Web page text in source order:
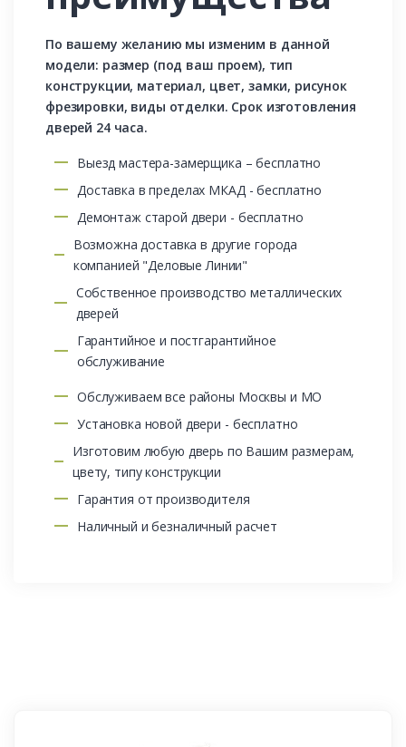
По вашему желанию мы изменим в данной
модели: размер (под ваш проем), тип
конструкции, материал, цвет, замки, рисунок
фрезировки, виды отделки. Срок изготовления
дверей 24 часа.
Выезд мастера-замерщика – бесплатно
Доставка в пределах МКАД - бесплатно
Демонтаж старой двери - бесплатно
Возможна доставка в другие города
компанией "Деловые Линии"
Собственное производство металлических
дверей
Гарантийное и постгарантийное
обслуживание
Обслуживаем все районы Москвы и МО
Установка новой двери - бесплатно
Изготовим любую дверь по Вашим размерам,
цвету, типу конструкции
Гарантия от производителя
Наличный и безналичный расчет